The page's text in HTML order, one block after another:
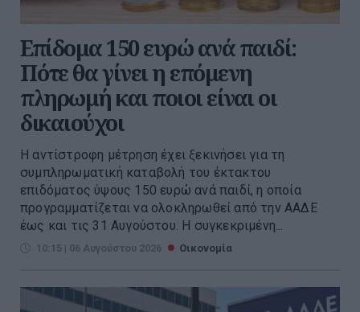
Επίδομα 150 ευρώ ανά παιδί:
Πότε θα γίνει η επόμενη
πληρωμή και ποιοι είναι οι
δικαιούχοι
Η αντίστροφη μέτρηση έχει ξεκινήσει για τη
συμπληρωματική καταβολή του έκτακτου
επιδόματος ύψους 150 ευρώ ανά παιδί, η οποία
προγραμματίζεται να ολοκληρωθεί από την ΑΑΔΕ
έως και τις 31 Αυγούστου. Η συγκεκριμένη...
10:15 | 06 Αυγούστου 2026 Οικονομία